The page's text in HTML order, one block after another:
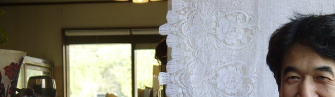
ブの使い方
ージ
示板
コラム・事例集
農業一問一答
基礎知識
アグリウェブ経営診断